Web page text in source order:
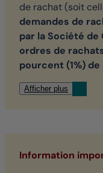
de rachat (soit
demandes de
par la Société
ordres de
pourcent (1%) de
Afficher plus
Information